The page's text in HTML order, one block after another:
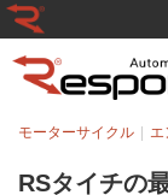
RSタイチの
モーターサイクル エ